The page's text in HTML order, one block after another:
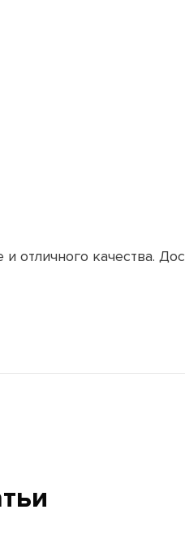
качества.